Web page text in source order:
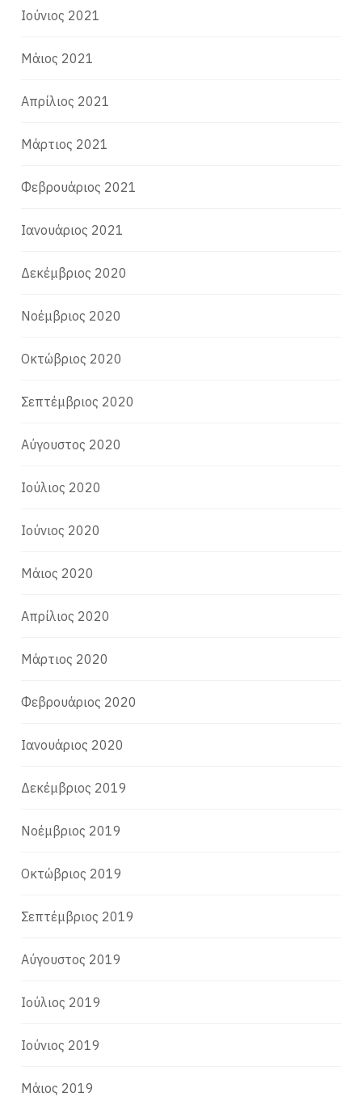
Ιούνιος 2021
Μάιος 2021
Απρίλιος 2021
Μάρτιος 2021
Φεβρουάριος 2021
Ιανουάριος 2021
Δεκέμβριος 2020
Νοέμβριος 2020
Οκτώβριος 2020
Σεπτέμβριος 2020
Αύγουστος 2020
Ιούλιος 2020
Ιούνιος 2020
Μάιος 2020
Απρίλιος 2020
Μάρτιος 2020
Φεβρουάριος 2020
Ιανουάριος 2020
Δεκέμβριος 2019
Νοέμβριος 2019
Οκτώβριος 2019
Σεπτέμβριος 2019
Αύγουστος 2019
Ιούλιος 2019
Ιούνιος 2019
Μάιος 2019